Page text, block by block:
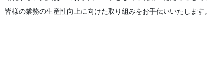
皆様の業務の生産性向上に向けた取り組みをお手伝いいたします。